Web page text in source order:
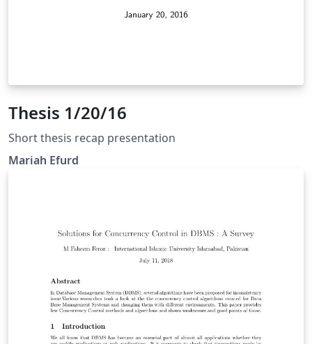
Thesis 1/20/16
Short thesis recap presentation
Mariah Efurd